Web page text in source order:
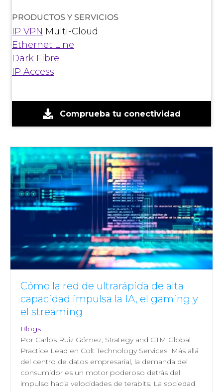
PRODUCTOS Y SERVICIOS
IP VPN Multi-Cloud
Ethernet Line
Dark Fibre
IP Access
Comprueba tu conectividad
Cómo la red de ultrarápida de alta
capacidad impulsa la IA, el gaming y
el streaming
Blogs
Por Carlos Ruiz Gómez, Strategy and GTM Global
Practice Lead en Colt Technology Services Más allá
del centro de datos empresarial, la demanda del
consumidor es un motor poderoso detrás del
impulso hacia velocidades de terabits. La sociedad